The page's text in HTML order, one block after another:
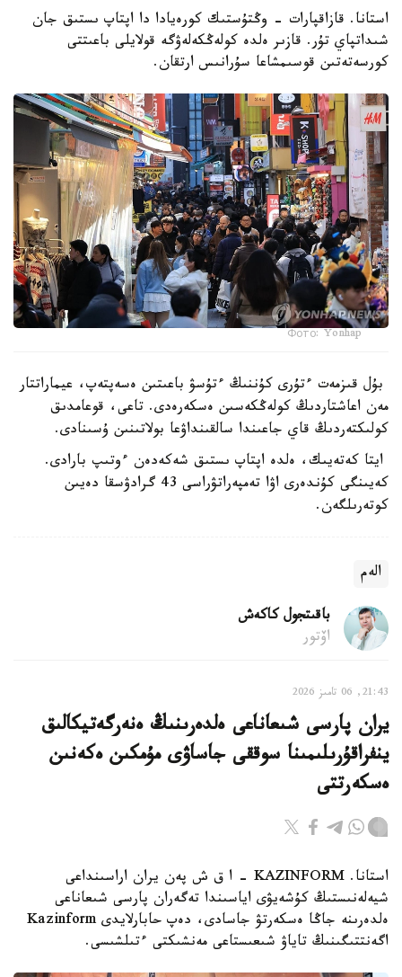
استانا. قازاقپارات - وڭتۇستىك كورەيادا دا اپتاپ ىستىق جان
شىداتپاي تۇر. قازىر ەلدە كولەڭكەلەۋگە قولايلى باعىتتى
كورسەتەتىن قوسىمشاعا سۇرانىس ارتقان.
Фото: Yonhap
بۇل قىزمەت ءتۇرى كۇننىڭ ءتۇسۋ باعىتىن ەسەپتەپ، عيماراتتار
مەن اعاشتاردىڭ كولەڭكەسىن ەسكەرەدى. تاعى، قوعامدىق
كولىكتەردىڭ قاي جاعىندا سالقىنداۋعا بولاتىنىن ۇسىنادى.
ايتا كەتەيىك، ەلدە اپتاپ ىستىق شەكەدەن ءوتىپ بارادى.
كەيىنگى كۇندەرى اۋا تەمپەراتۋراسى 43 گرادۋسقا دەيىن
كوتەرىلگەن.
الەم
باقىتجول كاكەش
اۆتور
21:43, 06 تامىز 2026
يران پارسى شىعاناعى ەلدەرىنىڭ ەنەرگەتيكالىق
ينفراقۇرىلىمىنا سوققى جاساۋى مۇمكىن ەكەنىن
ەسكەرتتى
استانا. KAZINFORM - ا ق ش پەن يران اراسىنداعى
شيەلەنىستىڭ كۇشەيۋى اياسىندا تەگەران پارسى شىعاناعى
ەلدەرىنە جاڭا ەسكەرتۋ جاسادى، دەپ حابارلايدى Kazinform
اگەنتتىگىنىڭ تاياۋ شىعىستاعى مەنشىكتى ءتىلشىسى.